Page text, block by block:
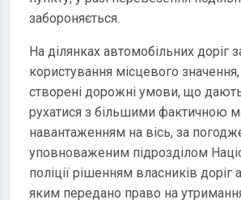
забороняється.
На ділянках автомобільних доріг
користування місцевого
створені дорожні умови, що
рухатися з більшими фактичною
навантаженням на вісь, за
уповноваженим підрозділом
поліції рішенням власників доріг
яким передано право на